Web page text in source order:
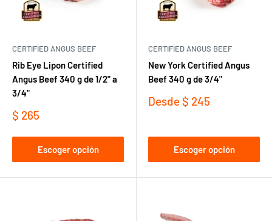
CERTIFIED ANGUS BEEF
Rib Eye Lipon Certified
Angus Beef 340 g de 1/2" a
3/4"
Precio
venta
$ 265
Escoger opción
CERTIFIED ANGUS BEEF
New York Certified Angus
Beef 340 g de 3/4"
Precio
Desde $ 245
Escoger opción